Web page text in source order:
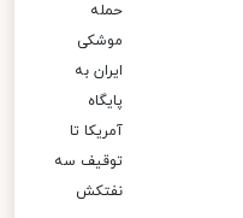
حمله
موشکی
ایران به
پایگاه
آمریکا تا
توقیف سه
نفتکش